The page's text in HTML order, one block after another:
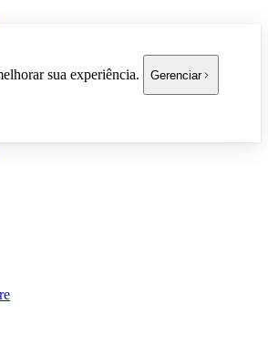
sua experiência. Gerenciar